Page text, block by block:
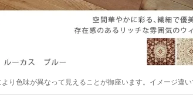
り色味が異なって見えることが御座います。イメージ違